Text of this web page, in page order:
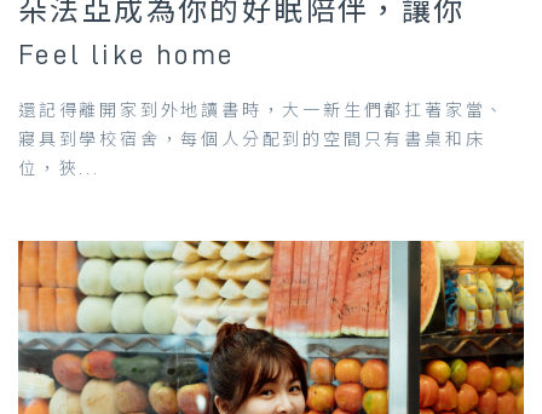
朵法亞成為你的好眠陪伴，讓你
Feel like home
還記得離開家到外地讀書時，大一新生們都扛著家當、
寢具到學校宿舍，每個人分配到的空間只有書桌和床
位，狹...